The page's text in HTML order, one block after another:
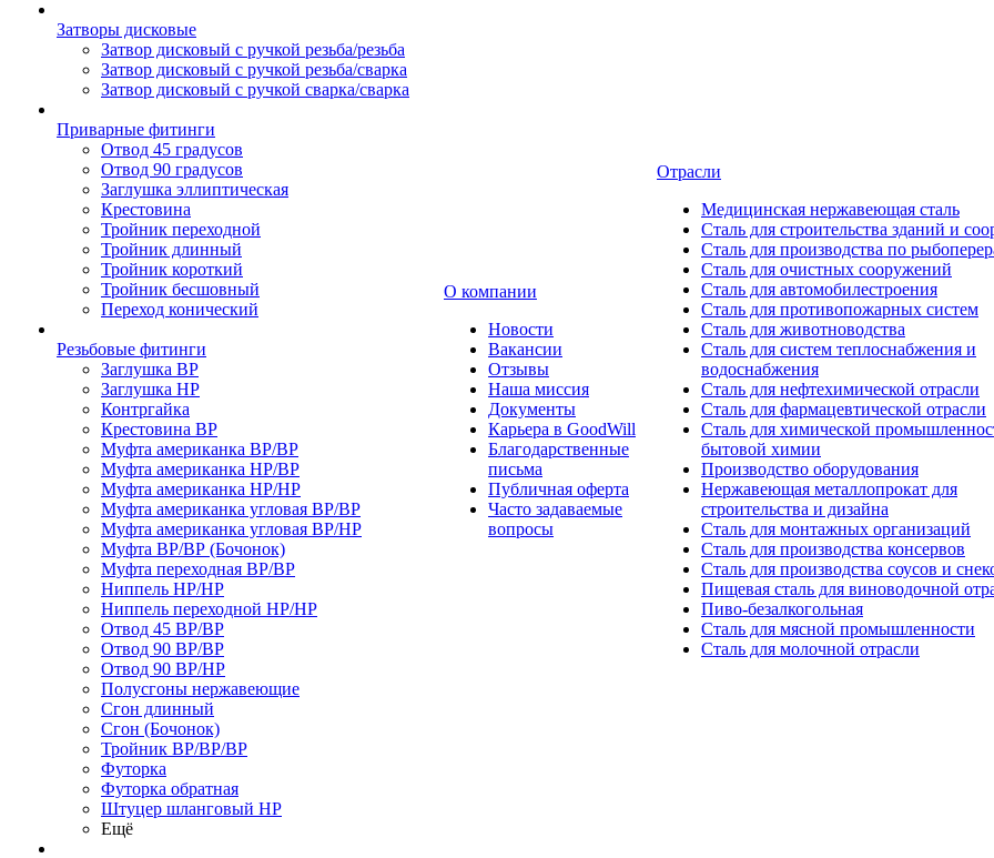
Затворы дисковые
Затвор дисковый с ручкой резьба/резьба
Затвор дисковый с ручкой резьба/сварка
Затвор дисковый с ручкой сварка/сварка
Приварные фитинги
Отвод 45 градусов
Отвод 90 градусов
Заглушка эллиптическая
Крестовина
Тройник переходной
Тройник длинный
Тройник короткий
Тройник бесшовный
Переход конический
Резьбовые фитинги
Заглушка ВР
Заглушка НР
Контргайка
Крестовина ВР
Муфта американка ВР/ВР
Муфта американка НР/ВР
Муфта американка НР/НР
Муфта американка угловая ВР/ВР
Муфта американка угловая ВР/НР
Муфта ВР/ВР (Бочонок)
Муфта переходная ВР/ВР
Ниппель НР/НР
Ниппель переходной НР/НР
Отвод 45 ВР/ВР
Отвод 90 ВР/ВР
Отвод 90 ВР/НР
Полусгоны нержавеющие
Сгон длинный
Сгон (Бочонок)
Тройник ВР/ВР/ВР
Футорка
Футорка обратная
Штуцер шланговый НР
Ещё
О компании
Новости
Вакансии
Отзывы
Наша миссия
Документы
Карьера в GoodWill
Благодарственные
письма
Публичная оферта
Часто задаваемые
вопросы
Отрасли
Медицинcкая нержавеющая сталь
Сталь для строительства зданий и
Сталь для производства по
Сталь для очистных сооружений
Сталь для автомобилестроения
Сталь для противопожарных систем
Сталь для животноводства
Сталь для систем теплоснабжения и
водоснабжения
Сталь для нефтехимической отрасли
Сталь для фармацевтической отрасли
Сталь для химической
бытовой химии
Производство оборудования
Нержавеющая металлопрокат для
строительства и дизайна
Сталь для монтажных организаций
Сталь для производства консервов
Сталь для производства соусов и
Пищевая сталь для виноводочной
Пиво-безалкогольная
Сталь для мясной промышленности
Сталь для молочной отрасли